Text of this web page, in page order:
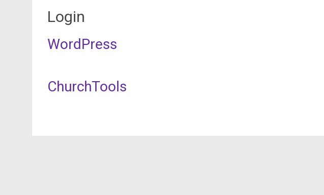
Login
WordPress
ChurchTools